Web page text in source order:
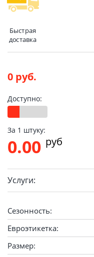
Быстрая
доставка
0 руб.
Доступно:
За 1 штуку:
0.00 pуб
Услуги:
Сезонность:
Евроэтикетка:
Размер: